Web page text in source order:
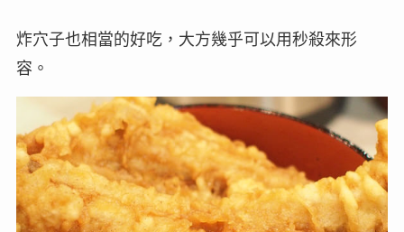
炸穴子也相當的好吃，大方幾乎可以用秒殺來形
容。